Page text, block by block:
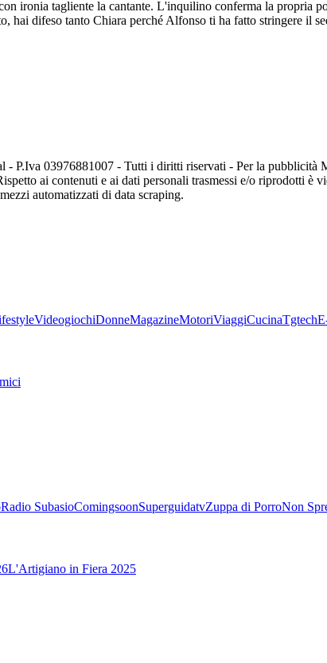
ironia tagliente la cantante. L'inquilino conferma la propria
difeso tanto Chiara perché Alfonso ti ha fatto stringere il
- P.Iva 03976881007 - Tutti i diritti riservati - Per la pubblicità
ai contenuti e ai dati personali trasmessi e/o riprodotti è
automatizzati di data scraping.
VideogiochiDonneMagazineMotoriViaggiCucinaTgtech
Radio SubasioComingsoonSuperguidatvZuppa di PorroNon
L'Artigiano in Fiera 2025